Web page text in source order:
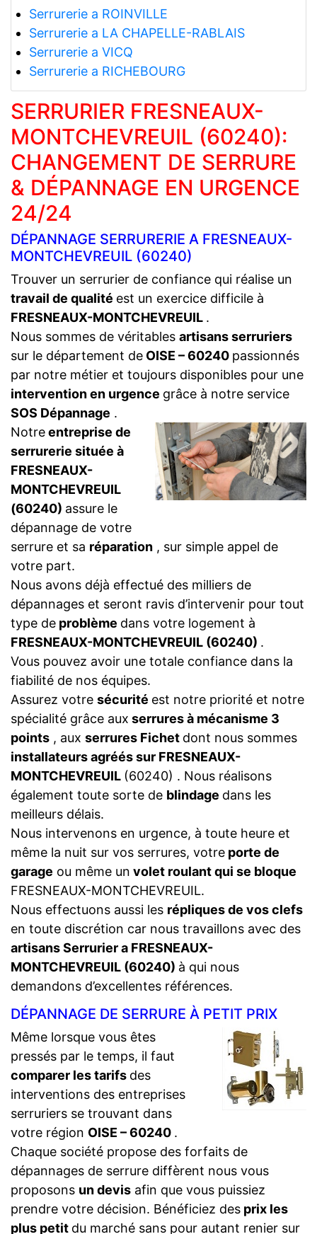
Serrurerie a ROINVILLE
Serrurerie a LA CHAPELLE-RABLAIS
Serrurerie a VICQ
Serrurerie a RICHEBOURG
SERRURIER FRESNEAUX-
MONTCHEVREUIL (60240):
CHANGEMENT DE SERRURE
& DÉPANNAGE EN URGENCE
24/24
DÉPANNAGE SERRURERIE A FRESNEAUX-
MONTCHEVREUIL (60240)
Trouver un serrurier de confiance qui réalise un
travail de qualité est un exercice difficile à
FRESNEAUX-MONTCHEVREUIL .
Nous sommes de véritables artisans serruriers
sur le département de OISE – 60240 passionnés
par notre métier et toujours disponibles pour une
intervention en urgence grâce à notre service
SOS Dépannage .
Notreentreprise de
serrurerie située à
FRESNEAUX-
MONTCHEVREUIL
(60240) assure le
dépannage de votre
serrure et sa réparation , sur simple appel de
votre part.
Nous avons déjà effectué des milliers de
dépannages et seront ravis d’intervenir pour tout
type de problème dans votre logement à
FRESNEAUX-MONTCHEVREUIL (60240) .
Vous pouvez avoir une totale confiance dans la
fiabilité de nos équipes.
Assurez votre sécurité est notre priorité et notre
spécialité grâce aux serrures à mécanisme 3
points , aux serrures Fichet dont nous sommes
installateurs agréés sur FRESNEAUX-
MONTCHEVREUIL (60240) . Nous réalisons
également toute sorte de blindage dans les
meilleurs délais.
Nous intervenons en urgence, à toute heure et
même la nuit sur vos serrures, votre porte de
garage ou même un volet roulant qui se bloque
FRESNEAUX-MONTCHEVREUIL.
Nous effectuons aussi les répliques de vos clefs
en toute discrétion car nous travaillons avec des
artisans Serrurier a FRESNEAUX-
MONTCHEVREUIL (60240) à qui nous
demandons d’excellentes références.
DÉPANNAGE DE SERRURE À PETIT PRIX
Même lorsque vous êtes
pressés par le temps, il faut
comparer les tarifs des
interventions des entreprises
serruriers se trouvant dans
votre région OISE – 60240 .
Chaque société propose des forfaits de
dépannages de serrure diffèrent nous vous
proposons un devis afin que vous puissiez
prendre votre décision. Bénéficiez des prix les
plus petit du marché sans pour autant renier sur